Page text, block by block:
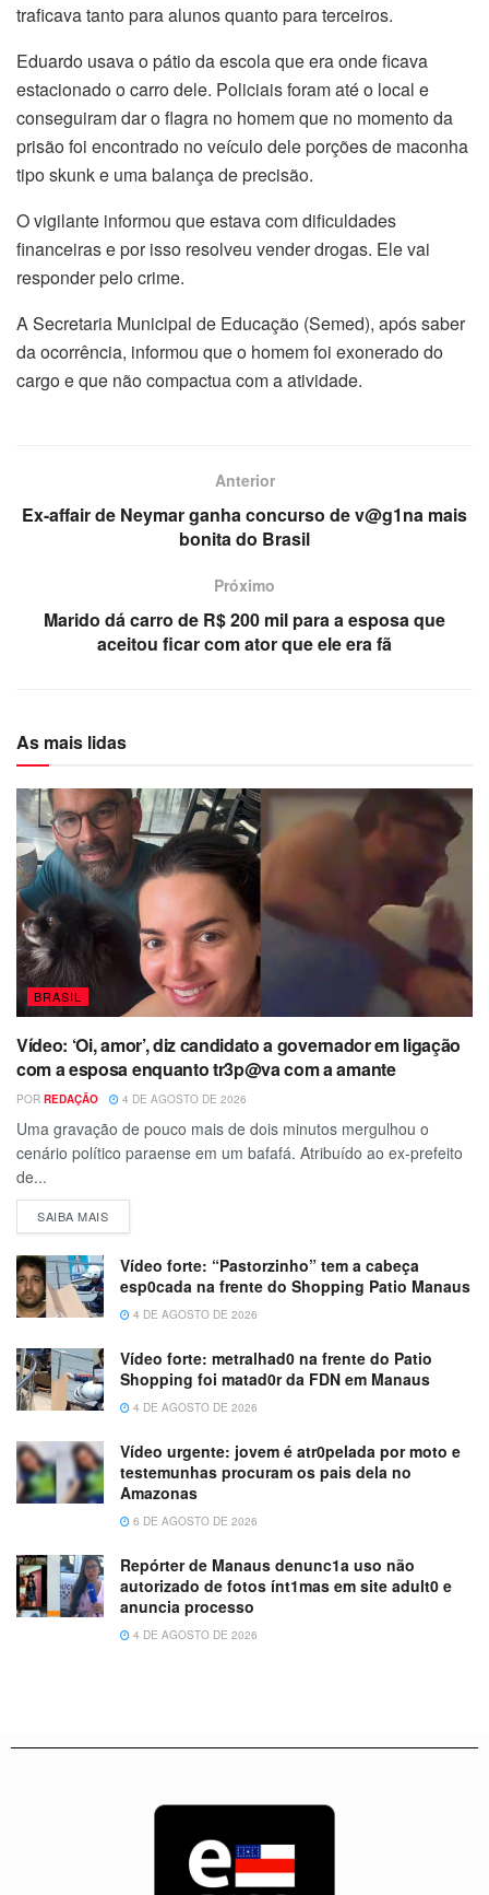
traficava tanto para alunos quanto para terceiros.
Eduardo usava o pátio da escola que era onde ficava
estacionado o carro dele. Policiais foram até o local e
conseguiram dar o flagra no homem que no momento da
prisão foi encontrado no veículo dele porções de maconha
tipo skunk e uma balança de precisão.
O vigilante informou que estava com dificuldades
financeiras e por isso resolveu vender drogas. Ele vai
responder pelo crime.
A Secretaria Municipal de Educação (Semed), após saber
da ocorrência, informou que o homem foi exonerado do
cargo e que não compactua com a atividade.
Anterior
Ex-affair de Neymar ganha concurso de v@g1na mais
bonita do Brasil
Próximo
Marido dá carro de R$ 200 mil para a esposa que
aceitou ficar com ator que ele era fã
As mais lidas
BRASIL
Vídeo: ‘Oi, amor’, diz candidato a governador em ligação
com a esposa enquanto tr3p@va com a amante
POR REDAÇÃO 4 DE AGOSTO DE 2026
Uma gravação de pouco mais de dois minutos mergulhou o
cenário político paraense em um bafafá. Atribuído ao ex-prefeito
de...
SAIBA MAIS
Vídeo forte: “Pastorzinho” tem a cabeça
esp0cada na frente do Shopping Patio Manaus
4 DE AGOSTO DE 2026
Vídeo forte: metralhad0 na frente do Patio
Shopping foi matad0r da FDN em Manaus
4 DE AGOSTO DE 2026
Vídeo urgente: jovem é atr0pelada por moto e
testemunhas procuram os pais dela no
Amazonas
6 DE AGOSTO DE 2026
Repórter de Manaus denunc1a uso não
autorizado de fotos ínt1mas em site adult0 e
anuncia processo
4 DE AGOSTO DE 2026